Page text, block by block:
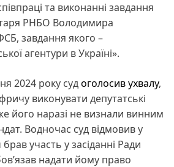
та виконанні завдання
РНБО Володимира
завдання якого –
агентури в Україні».
2024 року судоголосив ухвалу,
виконувати депутатські
його наразі не визнали винним
Водночас суд відмовив у
участь у засіданні Ради
надати йому право